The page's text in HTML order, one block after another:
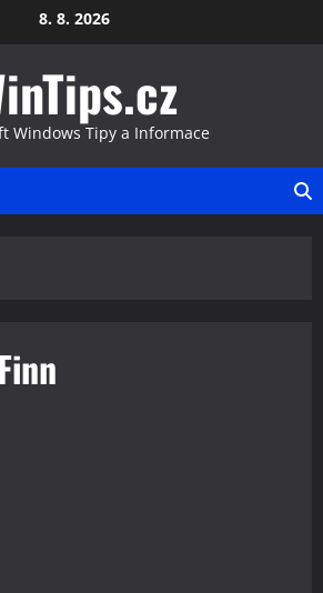
8. 8. 2026
Windows Tipy a Informace